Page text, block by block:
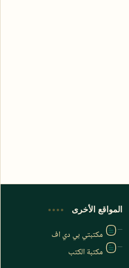
تليجرام
المواقع الأخرى
مكتبتي بي دي اف
مكتبة الكتب